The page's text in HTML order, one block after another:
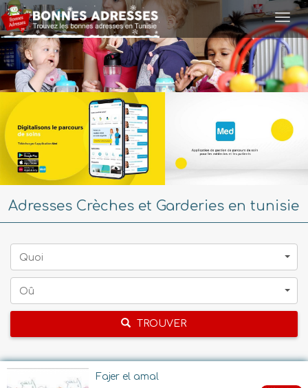
Adresses Crèches et Garderies en tunisie
Quoi
Oû
TROUVER
Fajer el amal